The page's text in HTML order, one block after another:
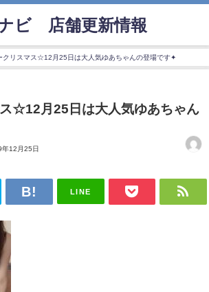
ビ®店舗更新情報
クリスマス☆12月25日は大人気ゆあちゃんの登場です✦
☆12月25日は大人気ゆあちゃん
年12月25日
LINE